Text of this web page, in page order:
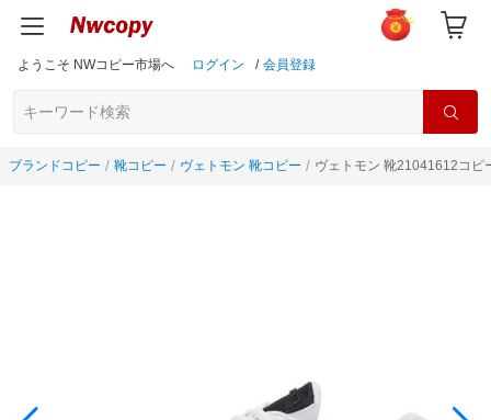
ようこそ NWコピー市場へ ログイン / 会員登録
ブランドコピー 靴コピー ヴェトモン 靴コピー ヴェトモン 靴21041612コピ